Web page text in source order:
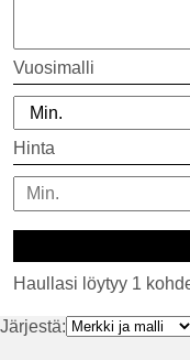
Vuosimalli
Hinta
Haullasi löytyy 1
Järjestä: